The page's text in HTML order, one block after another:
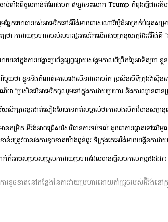
តាំងពីចូលកាន់តំណែងមក ឥឡូវនេះលោក Trump កំពុងធ្វើជាអធិប
រួមផ្នែកយោធារបស់អាមេរិកនៅអ៊ីរ៉ង់អាចជាសេណារីយ៉ូដ៏អាក្រក់បំផុតស
ការវាយប្រហាររបស់សហរដ្ឋអាមេរិកលើរោងចក្រនុយក្លេអ៊ែរអ៊ីរ៉ង់គឺ
ងការបង្ហោះប្រព័ន្ធផ្សព្វផ្សាយសង្គមកាលពីព្រឹកថ្ងៃអាទិត្យថា
មួយថា ខ្លួននឹងកំណត់គោលដៅលើនាវាអាមេរិក ប្រសិនបើទីក្រុងវ៉ាស៊ីន
“ប្រសិនបើអាមេរិកចូលរួមនៅក្នុងការវាយប្រហារ និងការឈ្លានព
សិក្សាអន្តរជាតិសៀងហៃបានកត់សម្គាល់ថាការសងសឹកដ៏មានសក្តានុ
អ៊ីរ៉ង់អាចជ្រើសរើសវិធានការទប់ទល់ ដូចជាការផ្តោតទៅលើមូល
រូវបានរងការខូចខាតយ៉ាងធ្ងន់ធ្ងរ ទីក្រុងតេអេរ៉ង់អាចបង្កើនការ
អាចសម្របសម្រួលការវាយប្រហារដែលបានធ្វើសមកាលកម្មផងដែរ។
ខាតនៅកន្លែងនៃការវាយប្រហារដោយកាំជ្រួចរបស់អ៊ីរ៉ង់ន